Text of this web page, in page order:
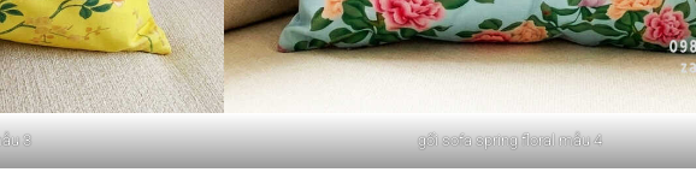
3 gối sofa spring floral mẫu 4